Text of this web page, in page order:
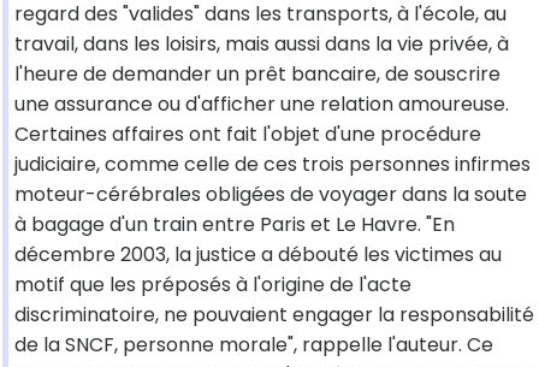
regard des "valides" dans les transports, à l'école, au
travail, dans les loisirs, mais aussi dans la vie privée, à
l'heure de demander un prêt bancaire, de souscrire
une assurance ou d'afficher une relation amoureuse.
Certaines affaires ont fait l'objet d'une procédure
judiciaire, comme celle de ces trois personnes infirmes
moteur-cérébrales obligées de voyager dans la soute
à bagage d'un train entre Paris et Le Havre. "En
décembre 2003, la justice a débouté les victimes au
motif que les préposés à l'origine de l'acte
discriminatoire, ne pouvaient engager la responsabilité
de la SNCF, personne morale", rappelle l'auteur. Ce